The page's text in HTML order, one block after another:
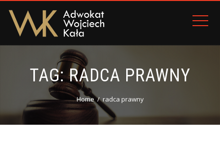
TAG:RADCA PRAWNY
Home radca prawny